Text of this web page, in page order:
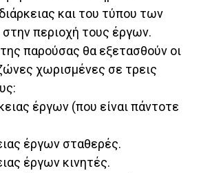
και του τύπου των
περιοχή τους έργων.
παρούσας θα εξετασθούν οι
χωρισμένες σε τρεις
έργων (που είναι πάντοτε
έργων σταθερές.
έργων κινητές.